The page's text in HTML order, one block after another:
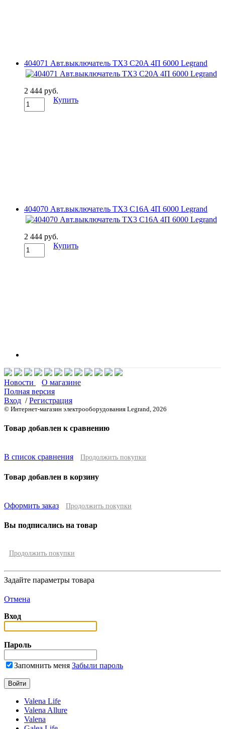
404071 Авт.выключатель TX3 C20A 4П 6000 Legrand
2 444 руб.
Купить
404070 Авт.выключатель TX3 C16A 4П 6000 Legrand
2 444 руб.
Купить
Новости
О магазине
Полная версия
Вход /Регистрация
© Интернет-магазин электрооборудования Legrand, 2026
Товар добавлен к сравнению
В список сравнения Продолжить покупки
Товар добавлен в корзину
Оформить заказ Продолжить покупки
Вы подписались на товар
Продолжить покупки
Задайте параметры товара
Отмена
Вход
Пароль
Запомнить меня Забыли пароль
Valena Life
Valena Allure
Valena